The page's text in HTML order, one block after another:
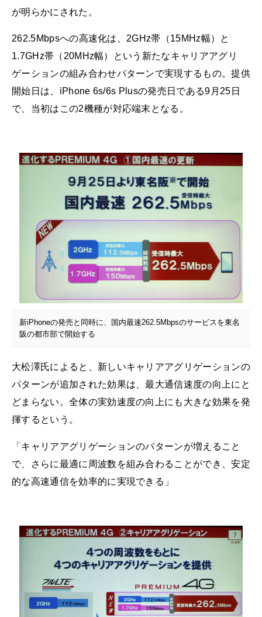
が明らかにされた。
262.5Mbpsへの高速化は、2GHz帯（15MHz幅）と
1.7GHz帯（20MHz幅）という新たなキャリアアグリ
ゲーションの組み合わせパターンで実現するもの。提供
開始日は、iPhone 6s/6s Plusの発売日である9月25日
で、当初はこの2機種が対応端末となる。
新iPhoneの発売と同時に、国内最速262.5Mbpsのサービスを東名
阪の都市部で開始する
大松澤氏によると、新しいキャリアアグリゲーションの
パターンが追加された効果は、最大通信速度の向上にと
どまらない。全体の実効速度の向上にも大きな効果を発
揮するという。
「キャリアアグリゲーションのパターンが増えること
で、さらに最適に周波数を組み合わることができ、安定
的な高速通信を効率的に実現できる」